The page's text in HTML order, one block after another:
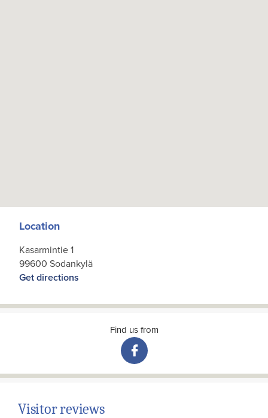
Location
Kasarmintie 1
99600 Sodankylä
Get directions
Find us from
Visitor reviews